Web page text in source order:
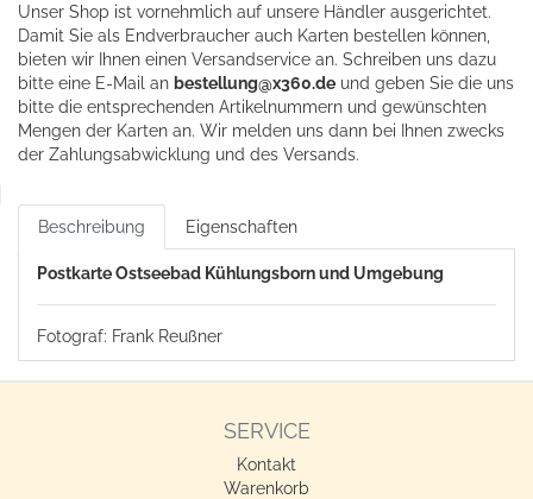
Unser Shop ist vornehmlich auf unsere Händler ausgerichtet.
Damit Sie als Endverbraucher auch Karten bestellen können,
bieten wir Ihnen einen Versandservice an. Schreiben uns dazu
bitte eine E-Mail an bestellung@x360.de und geben Sie die uns
bitte die entsprechenden Artikelnummern und gewünschten
Mengen der Karten an. Wir melden uns dann bei Ihnen zwecks
der Zahlungsabwicklung und des Versands.
Beschreibung Eigenschaften
Postkarte Ostseebad Kühlungsborn und Umgebung
Fotograf: Frank Reußner
SERVICE
Kontakt
Warenkorb